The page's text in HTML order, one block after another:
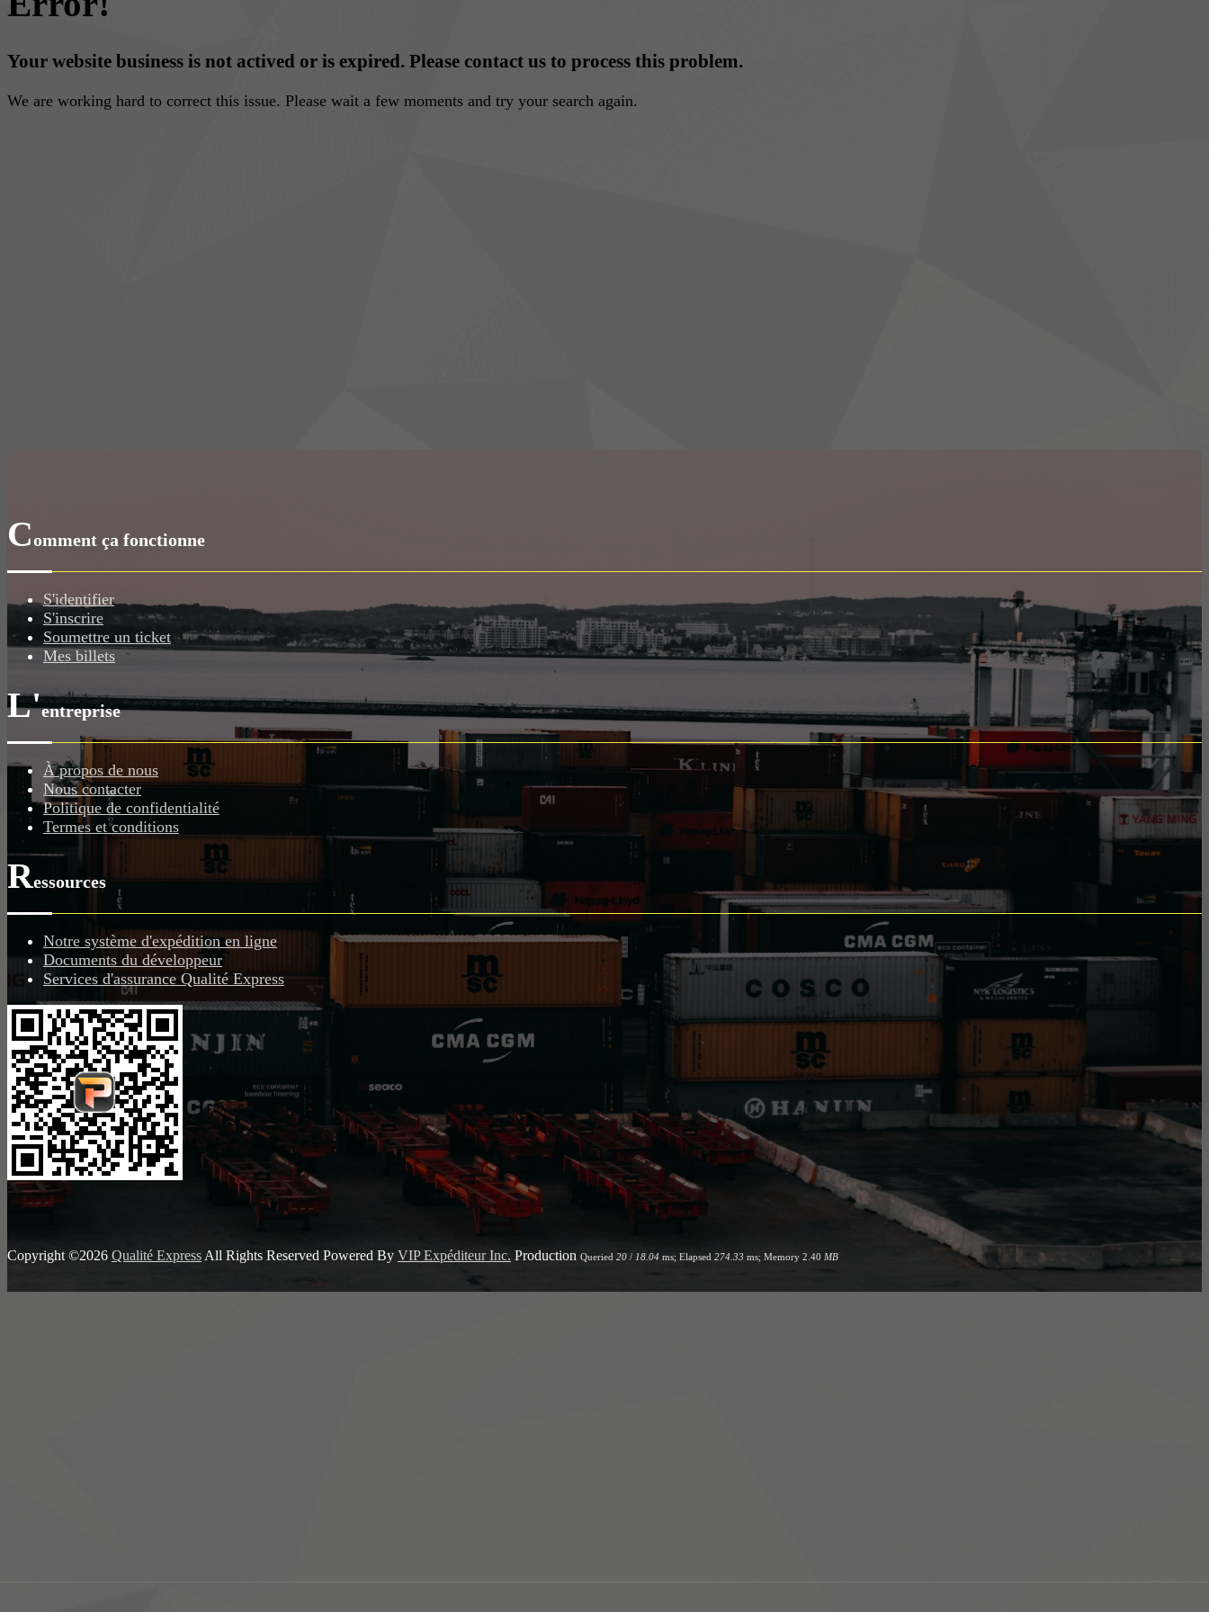
Your website business is not actived or is expired. Please contact us to process this problem.
We are working hard to correct this issue. Please wait a few moments and try your search again.
Comment ça fonctionne
S'identifier
S'inscrire
Soumettre un ticket
Mes billets
L'entreprise
À propos de nous
Nous contacter
Politique de confidentialité
Termes et conditions
Ressources
Notre système d'expédition en ligne
Documents du développeur
Services d'assurance Qualité Express
Copyright ©2026 Qualité ExpressAll Rights Reserved Powered By VIP Expéditeur Inc. Production Queried 20 / 18.04 ms; Elapsed 274.33 ms; Memory 2.40 MB